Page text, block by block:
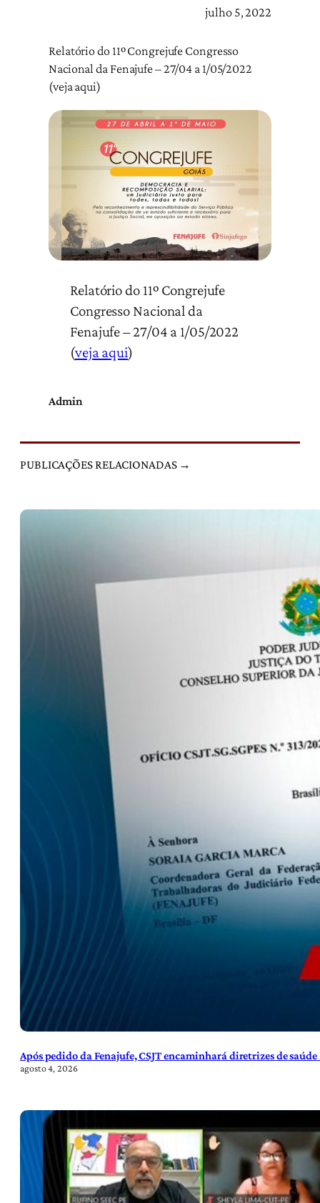
julho 5, 2022
Relatório do 11º Congrejufe Congresso
Nacional da Fenajufe – 27/04 a 1/05/2022
(veja aqui)
Relatório do 11º Congrejufe
Congresso Nacional da
Fenajufe – 27/04 a 1/05/2022
(veja aqui)
Admin
PUBLICAÇÕES RELACIONADAS →
Após pedido da Fenajufe, CSJT encaminhará diretrizes de
agosto 4, 2026